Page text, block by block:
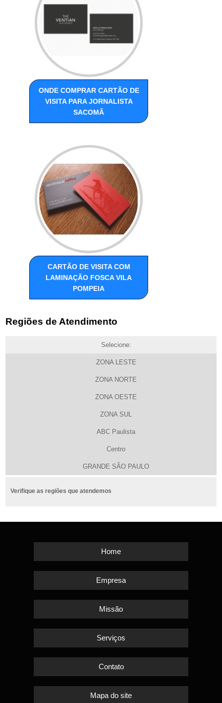
ONDE COMPRAR CARTÃO DE
VISITA PARA JORNALISTA
SACOMÃ
CARTÃO DE VISITA COM
LAMINAÇÃO FOSCA VILA
POMPEIA
Regiões de Atendimento
Selecione:
ZONA LESTE
ZONA NORTE
ZONA OESTE
ZONA SUL
ABC Paulista
Centro
GRANDE SÃO PAULO
Verifique as regiões que atendemos
Home
Empresa
Missão
Serviços
Contato
Mapa do site